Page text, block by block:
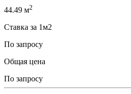
44.49 м2
Ставка за 1м2
По запросу
Общая цена
По запросу